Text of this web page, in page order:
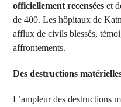
officiellement recensées et
de 400. Les hôpitaux de
afflux de civils blessés,
affrontements.
Des destructions
L’ampleur des destructions